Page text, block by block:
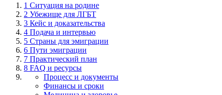
1 Ситуация на родине
2 Убежище для ЛГБТ
3 Кейс и доказательства
4 Подача и интервью
5 Страны для эмиграции
6 Пути эмиграции
7 Практический план
8 FAQ и ресурсы
Процесс и документы
Финансы и сроки